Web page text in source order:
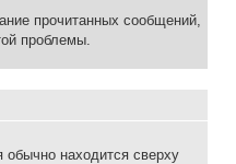
прочитанных сообщений,
проблемы.
обычно находится сверху